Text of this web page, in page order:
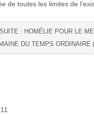
de toutes les limites de
: HOMÉLIE POUR LE
DU TEMPS ORDINAIRE